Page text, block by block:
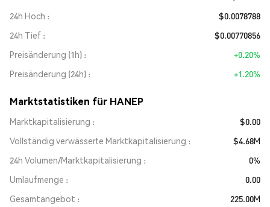
24h Hoch
$0.0078788
24h Tief
$0.00770856
Preisänderung (1h)
+0.20%
Preisänderung (24h)
+1.20%
Marktstatistiken für HANEP
Marktkapitalisierung
$0.00
Vollständig verwässerte Marktkapitalisierung
$4.68M
24h Volumen/Marktkapitalisierung
0%
Umlaufmenge
0.00
Gesamtangebot
225.00M